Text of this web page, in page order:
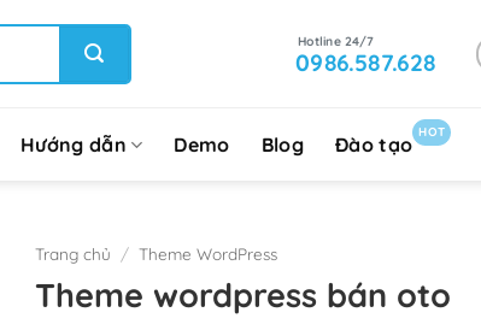
0986.587.628
Hướng dẫn Demo Blog Đào tạo
HOT
Trang chủ / Theme WordPress
Theme wordpress bán oto